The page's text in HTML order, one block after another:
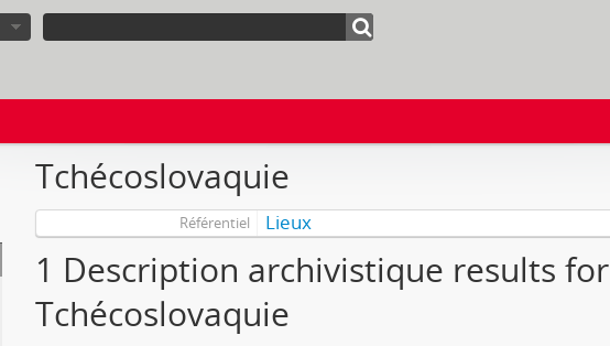
Tchécoslovaquie
Référentiel Lieux
1 Description archivistique results for
Tchécoslovaquie